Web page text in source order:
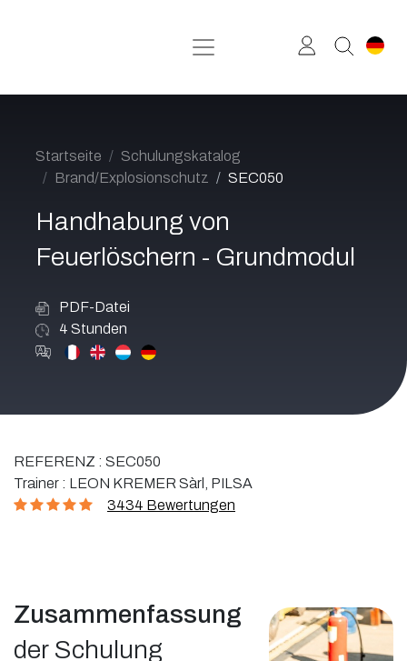
Startseite
Schulungskatalog
Brand/Explosionschutz
SEC050
Handhabung von
Feuerlöschern - Grundmodul
PDF-Datei
4 Stunden
REFERENZ : SEC050
Trainer : LEON KREMER Sàrl, PILSA
3434 Bewertungen
Zusammenfassung
der Schulung